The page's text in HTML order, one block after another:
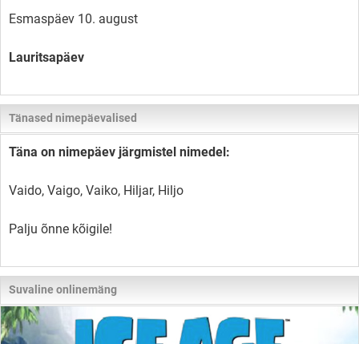
Esmaspäev 10. august
Lauritsapäev
Tänased nimepäevalised
Täna on nimepäev järgmistel nimedel:
Vaido, Vaigo, Vaiko, Hiljar, Hiljo
Palju õnne kõigile!
Suvaline onlinemäng